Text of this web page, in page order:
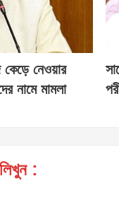
নেওয়ার
নামে মামলা
: